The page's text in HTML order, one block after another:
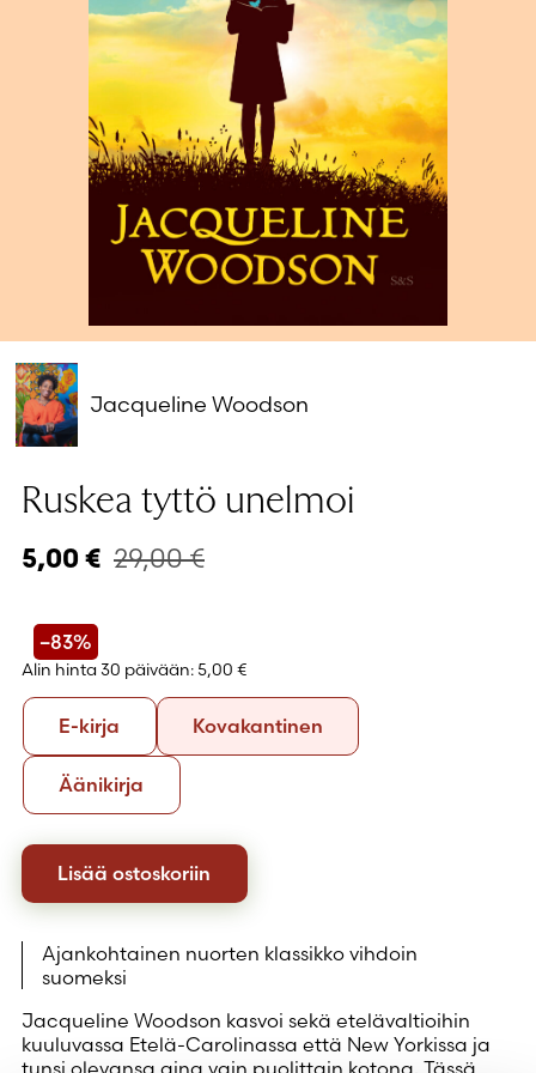
Salasana unohtunut?
Eikö sinulla ole tiliä?
Luo uusi tili
Jacqueline Woodson
Ruskea tyttö unelmoi
5,00 € 29,00€
–83%
Alin hinta 30 päivään: 5,00 €
Formaatti
E-kirja
kirja
KovakantinenKovakantinen
Äänikirja
Lisää ostoskoriin
Ajankohtainen nuorten klassikko vihdoin
suomeksi
Jacqueline Woodson kasvoi sekä etelävaltioihin
kuuluvassa Etelä-Carolinassa että New Yorkissa ja
tunsi olevansa aina vain puolittain kotona. Tässä